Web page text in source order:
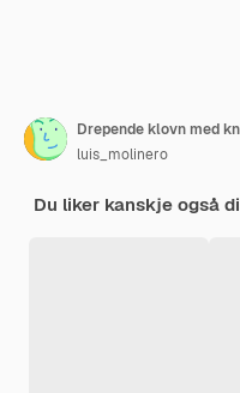
Drepende klovn med
luis_molinero
Du liker kanskje også